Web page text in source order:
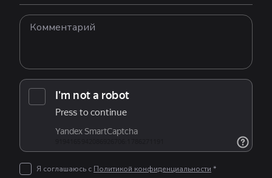
Я соглашаюсь с Политикой конфиденциальности *